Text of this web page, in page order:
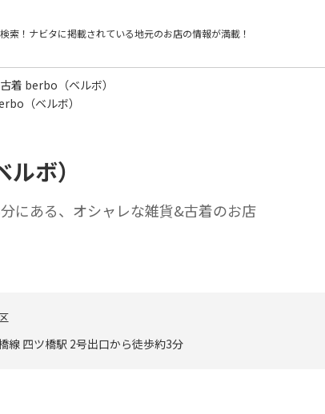
索！ ナビタに掲載されている地元のお店の情報が満載！
着 berbo（ベルボ）
（ベルボ）
ボ）
にある、オシャレな雑貨&古着のお店
線 四ツ橋駅 2号出口から徒歩約3分